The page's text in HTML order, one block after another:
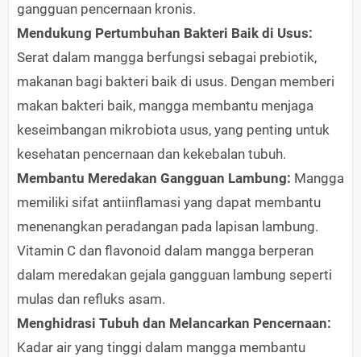
gangguan pencernaan kronis.
Mendukung Pertumbuhan Bakteri Baik di Usus:
Serat dalam mangga berfungsi sebagai prebiotik,
makanan bagi bakteri baik di usus. Dengan memberi
makan bakteri baik, mangga membantu menjaga
keseimbangan mikrobiota usus, yang penting untuk
kesehatan pencernaan dan kekebalan tubuh.
Membantu Meredakan Gangguan Lambung: Mangga
memiliki sifat antiinflamasi yang dapat membantu
menenangkan peradangan pada lapisan lambung.
Vitamin C dan flavonoid dalam mangga berperan
dalam meredakan gejala gangguan lambung seperti
mulas dan refluks asam.
Menghidrasi Tubuh dan Melancarkan Pencernaan:
Kadar air yang tinggi dalam mangga membantu